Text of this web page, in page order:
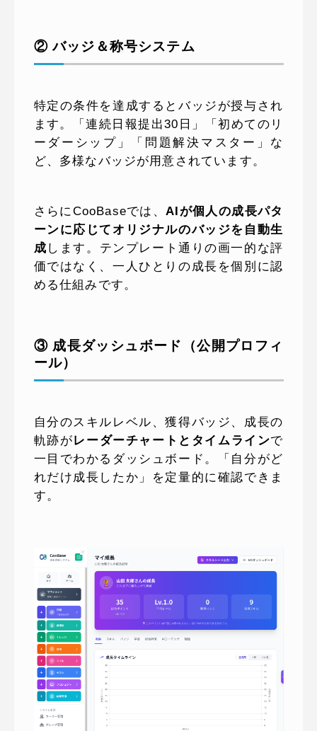
② バッジ＆称号システム
特定の条件を達成するとバッジが授与され
ます。「連続日報提出30日」「初めてのリ
ーダーシップ」「問題解決マスター」な
ど、多様なバッジが用意されています。
さらにCooBaseでは、 AIが個人の成長パタ
ーンに応じてオリジナルのバッジを自動生
成 します。テンプレート通りの画一的な評
価ではなく、一人ひとりの成長を個別に認
める仕組みです。
③ 成長ダッシュボード（公開プロフィ
ール）
自分のスキルレベル、獲得バッジ、成長の
軌跡がレーダーチャートとタイムラインで
一目でわかるダッシュボード。「自分がど
れだけ成長したか」を定量的に確認できま
す。